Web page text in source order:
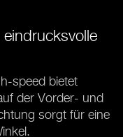
speed bietet
der Vorder- und
sorgt für eine